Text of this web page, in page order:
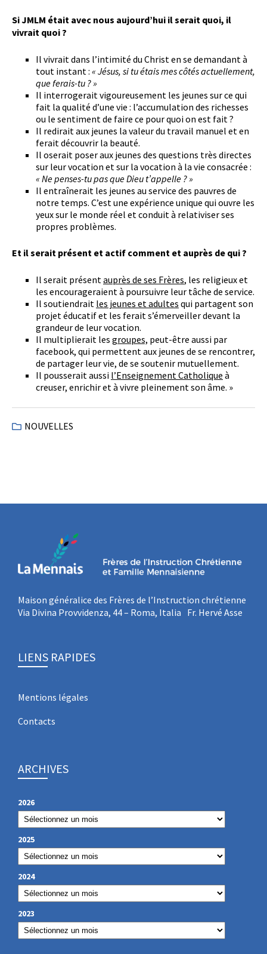
Si JMLM était avec nous aujourd’hui il serait quoi, il
vivrait quoi ?
Il vivrait dans l’intimité du Christ en se demandant à
tout instant : « Jésus, si tu étais mes côtés actuellement,
que ferais-tu ? »
Il interrogerait vigoureusement les jeunes sur ce qui
fait la qualité d’une vie : l’accumulation des richesses
ou le sentiment de faire ce pour quoi on est fait ?
Il redirait aux jeunes la valeur du travail manuel et en
ferait découvrir la beauté.
Il oserait poser aux jeunes des questions très directes
sur leur vocation et sur la vocation à la vie consacrée :
« Ne penses-tu pas que Dieu t’appelle ? »
Il entraînerait les jeunes au service des pauvres de
notre temps. C’est une expérience unique qui ouvre les
yeux sur le monde réel et conduit à relativiser ses
propres problèmes.
Et il serait présent et actif comment et auprès de qui ?
Il serait présent auprès de ses Frères, les religieux et
les encourageraient à poursuivre leur tâche de service.
Il soutiendrait les jeunes et adultes qui partagent son
projet éducatif et les ferait s’émerveiller devant la
grandeur de leur vocation.
Il multiplierait les groupes, peut-être aussi par
facebook, qui permettent aux jeunes de se rencontrer,
de partager leur vie, de se soutenir mutuellement.
Il pousserait aussi l’Enseignement Catholique à
creuser, enrichir et à vivre pleinement son âme. »
NOUVELLES
Maison généralice des Frères de l’Instruction chrétienne
Via Divina Provvidenza, 44 – Roma, Italia Fr. Hervé Asse
LIENS RAPIDES
Mentions légales
Contacts
ARCHIVES
2026
2025
2024
2023